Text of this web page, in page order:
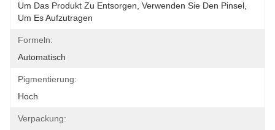
Um Das Produkt Zu Entsorgen, Verwenden Sie Den Pinsel,
Um Es Aufzutragen
Formeln:
Automatisch
Pigmentierung:
Hoch
Verpackung: